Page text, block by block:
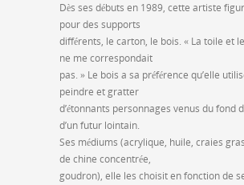
Dès ses débuts en 1989, cette artiste
pour des supports
différents, le carton, le bois. « La toile et
ne me correspondait
pas. » Le bois a sa préférence qu’elle
peindre et gratter
d’étonnants personnages venus du fond
d’un futur lointain.
Ses médiums (acrylique, huile, craies
de chine concentrée,
goudron), elle les choisit en fonction de